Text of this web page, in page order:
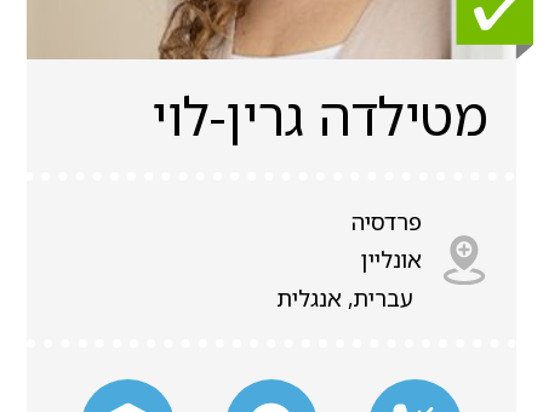
מטילדה גרין-לוי
פרדסיה
אונליין
עברית, אנגלית